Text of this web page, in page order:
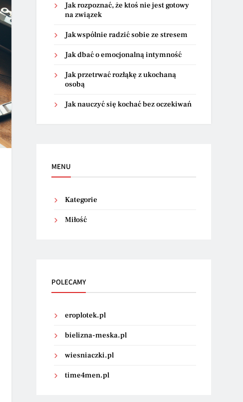
Jak rozpoznać, że ktoś nie jest gotowy
na związek
Jak wspólnie radzić sobie ze stresem
Jak dbać o emocjonalną intymność
Jak przetrwać rozłąkę z ukochaną
osobą
Jak nauczyć się kochać bez oczekiwań
MENU
Kategorie
Miłość
POLECAMY
eroplotek.pl
bielizna-meska.pl
wiesniaczki.pl
time4men.pl